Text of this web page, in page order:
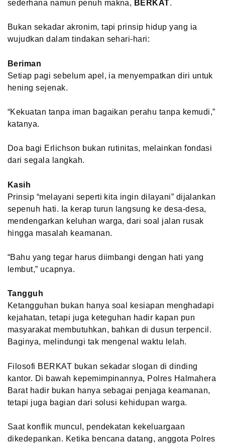
sederhana namun penuh makna, BERKAT.
Bukan sekadar akronim, tapi prinsip hidup yang ia
wujudkan dalam tindakan sehari-hari:
Beriman
Setiap pagi sebelum apel, ia menyempatkan diri untuk
hening sejenak.
“Kekuatan tanpa iman bagaikan perahu tanpa kemudi,”
katanya.
Doa bagi Erlichson bukan rutinitas, melainkan fondasi
dari segala langkah.
Kasih
Prinsip “melayani seperti kita ingin dilayani” dijalankan
sepenuh hati. Ia kerap turun langsung ke desa-desa,
mendengarkan keluhan warga, dari soal jalan rusak
hingga masalah keamanan.
“Bahu yang tegar harus diimbangi dengan hati yang
lembut,” ucapnya.
Tangguh
Ketangguhan bukan hanya soal kesiapan menghadapi
kejahatan, tetapi juga keteguhan hadir kapan pun
masyarakat membutuhkan, bahkan di dusun terpencil.
Baginya, melindungi tak mengenal waktu lelah.
Filosofi BERKAT bukan sekadar slogan di dinding
kantor. Di bawah kepemimpinannya, Polres Halmahera
Barat hadir bukan hanya sebagai penjaga keamanan,
tetapi juga bagian dari solusi kehidupan warga.
Saat konflik muncul, pendekatan kekeluargaan
dikedepankan. Ketika bencana datang, anggota Polres